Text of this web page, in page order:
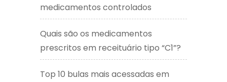
medicamentos controlados
Quais são os medicamentos
prescritos em receituário tipo “C1”?
Top 10 bulas mais acessadas em